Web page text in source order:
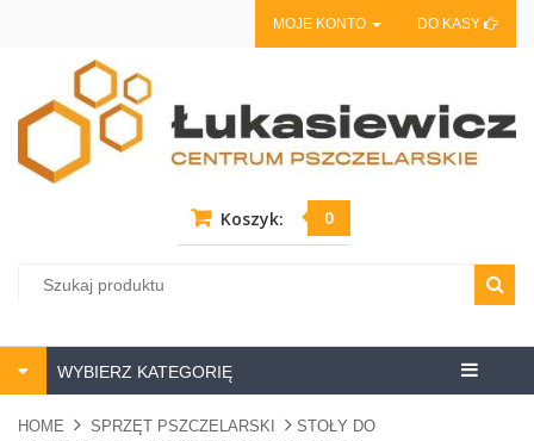
MOJE KONTO DO KASY
Koszyk: 0
Centrum
WYBIERZ KATEGORIĘ
HOME SPRZĘT PSZCZELARSKI
STOŁY DO